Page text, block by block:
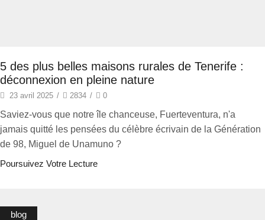
5 des plus belles maisons rurales de Tenerife :
déconnexion en pleine nature
23 avril 2025 / 2834 / 0
Saviez-vous que notre île chanceuse, Fuerteventura, n'a
jamais quitté les pensées du célèbre écrivain de la Génération
de 98, Miguel de Unamuno ?
Poursuivez Votre Lecture
blog